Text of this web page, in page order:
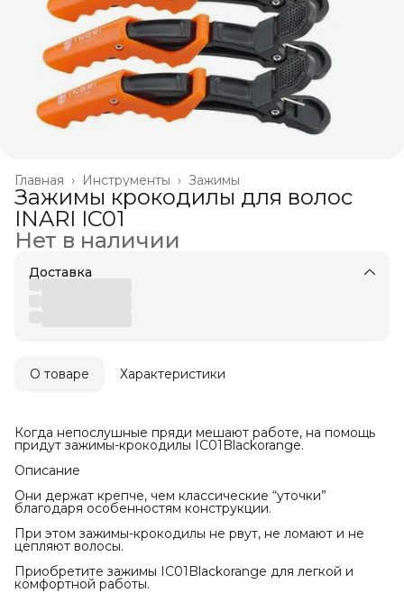
Зажимы
Инструменты ›
Главная ›
Зажимы крокодилы для волос
INARI IC01
Нет в наличии
Доставка
О товаре Характеристики
Когда непослушные пряди мешают работе, на помощь
придут зажимы-крокодилы IC01Blackorange.
Описание
Они держат крепче, чем классические “уточки”
благодаря особенностям конструкции.
При этом зажимы-крокодилы не рвут, не ломают и не
цепляют волосы.
Приобретите зажимы IC01Blackorange для легкой и
комфортной работы.